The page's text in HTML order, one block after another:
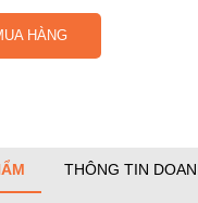
HÀNG
THÔNG TIN